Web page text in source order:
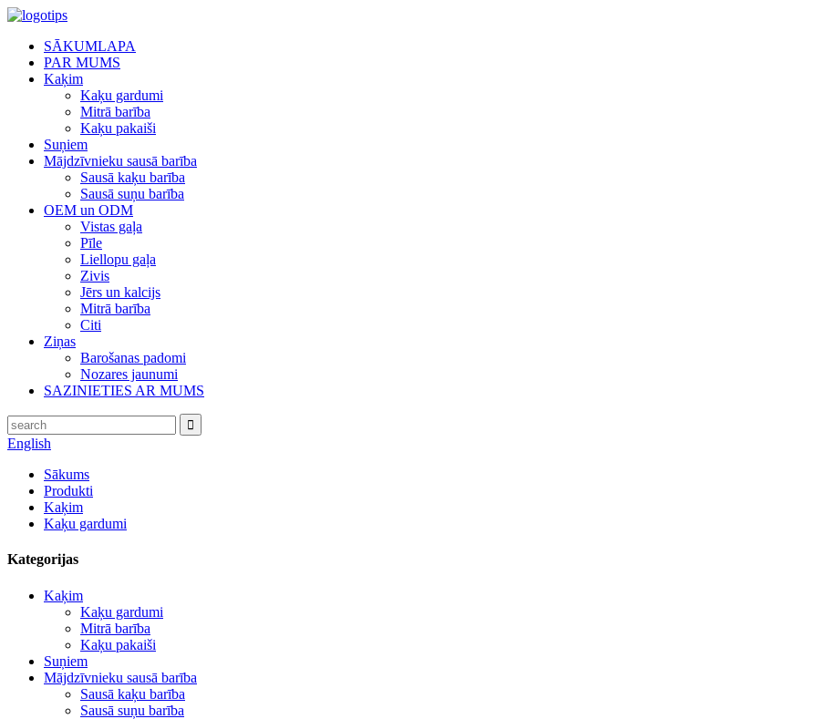
SĀKUMLAPA
PAR MUMS
Kaķim
Kaķu gardumi
Mitrā barība
Kaķu pakaiši
Suņiem
Mājdzīvnieku sausā barība
Sausā kaķu barība
Sausā suņu barība
OEM un ODM
Vistas gaļa
Pīle
Liellopu gaļa
Zivis
Jērs un kalcijs
Mitrā barība
Citi
Ziņas
Barošanas padomi
Nozares jaunumi
SAZINIETIES AR MUMS
English
Sākums
Produkti
Kaķim
Kaķu gardumi
Kategorijas
Kaķim
Kaķu gardumi
Mitrā barība
Kaķu pakaiši
Suņiem
Mājdzīvnieku sausā barība
Sausā kaķu barība
Sausā suņu barība